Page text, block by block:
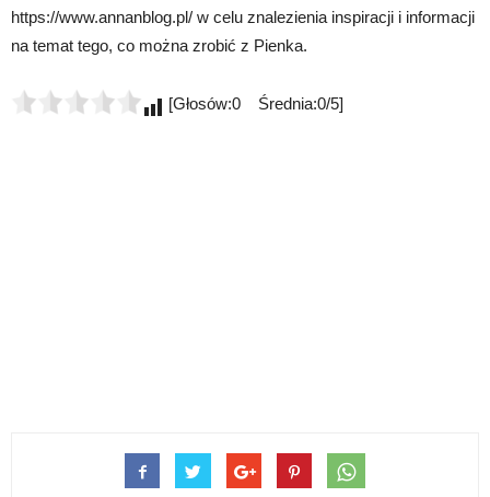
https://www.annanblog.pl/ w celu znalezienia inspiracji i informacji
na temat tego, co można zrobić z Pienka.
[Głosów:0 Średnia:0/5]